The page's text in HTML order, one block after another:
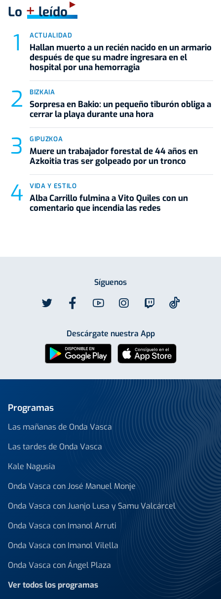
Lo +leído
ACTUALIDAD
Hallan muerto a un recién nacido en un armario
después de que su madre ingresara en el
hospital por una hemorragia
BIZKAIA
Sorpresa en Bakio: un pequeño tiburón obliga a
cerrar la playa durante una hora
GIPUZKOA
Muere un trabajador forestal de 44 años en
Azkoitia tras ser golpeado por un tronco
VIDA Y ESTILO
Alba Carrillo fulmina a Vito Quiles con un
comentario que incendia las redes
Síguenos
Descárgate nuestra App
Programas
Las mañanas de Onda Vasca
Las tardes de Onda Vasca
Kale Nagusia
Onda Vasca con José Manuel Monje
Onda Vasca con Juanjo Lusa y Samu Valcárcel
Onda Vasca con Imanol Arruti
Onda Vasca con Imanol Vilella
Onda Vasca con Ángel Plaza
Ver todos los programas